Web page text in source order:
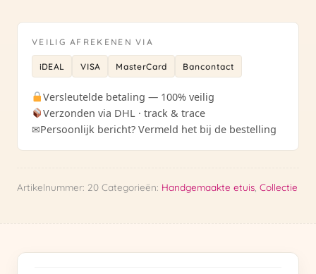
20
aantal
VEILIG AFREKENEN VIA
iDEAL VISA MasterCard Bancontact
Versleutelde betaling — 100% veilig
Verzonden via DHL · track & trace
✉Persoonlijk bericht? Vermeld het bij de bestelling
Artikelnummer: 20 Categorieën: Handgemaakte etuis Collectie